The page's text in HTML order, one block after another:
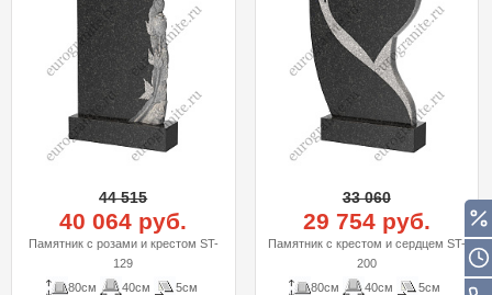
44 515
40 064 руб.
Памятник с розами и крестом ST-
129
80см
40см 5см
33 060
29 754 руб.
Памятник с крестом и сердцем ST-
200
80см
40см 5см